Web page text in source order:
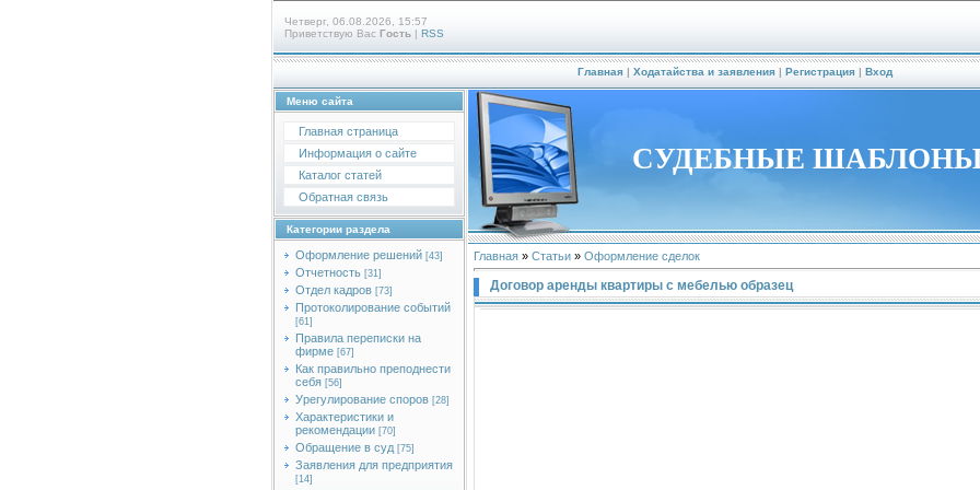
Четверг, 06.08.2026, 15:57
Приветствую Вас Гость | RSS
Главная | Ходатайства и заявления | Регистрация | Вход
Меню сайта
Главная страница
Информация о сайте
Каталог статей
Обратная связь
Категории раздела
Оформление решений [43]
Отчетность [31]
Отдел кадров [73]
Протоколирование событий
[61]
Правила переписки на
фирме [67]
Как правильно преподнести
себя [56]
Урегулирование споров [28]
Характеристики и
рекомендации [70]
Обращение в суд [75]
Заявления для предприятия
[14]
СУДЕБНЫЕ
Главная » Статьи » Оформление сделок
Договор аренды квартиры с мебелью образец